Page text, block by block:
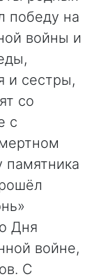
победу на
войны и
и сестры,
со
с
памятника
Дня
войне,
С